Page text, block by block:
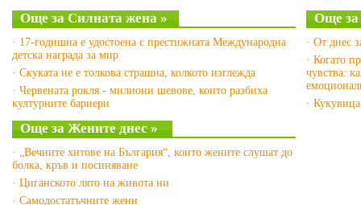
Още за Силната жена »
· 17-годишна е удостоена с престижната Международна
детска награда за мир
· Скуката не е толкова страшна, колкото изглежда
· Червената рокля - милиони шевове, които разбиха
културните бариери
Още за
· От днес
· Когато
чувства:
·
Още за Жените днес »
· „Вечните хитове на България“, които жените слушат до
болка, кръв и посиняване
· Циганското лято на живота ни
· Самодостатъчните жени